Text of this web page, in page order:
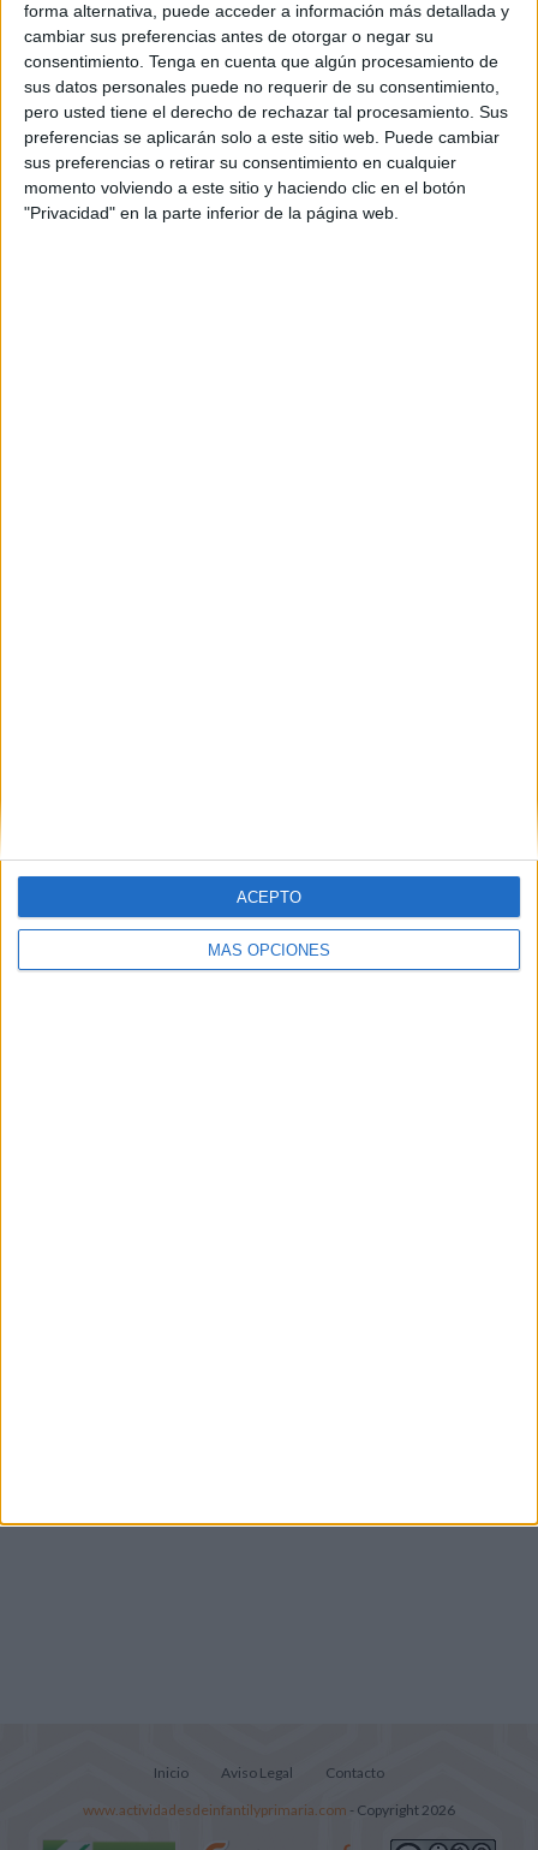
forma alternativa, puede acceder a información más detallada y
cambiar sus preferencias antes de otorgar o negar su
consentimiento. Tenga en cuenta que algún procesamiento de
sus datos personales puede no requerir de su consentimiento,
pero usted tiene el derecho de rechazar tal procesamiento. Sus
preferencias se aplicarán solo a este sitio web. Puede cambiar
sus preferencias o retirar su consentimiento en cualquier
momento volviendo a este sitio y haciendo clic en el botón
"Privacidad" en la parte inferior de la página web.
MÁS OPCIONES
ACEPTO
SUSCRIBETE
LO MÁS VISITADO
Inicio Aviso Legal Contacto
www.actividadesdeinfantilyprimaria.com - Copyright 2026